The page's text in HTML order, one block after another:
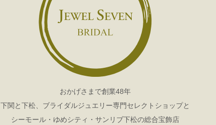
おかげさまで創業48年
下関と下松、ブライダルジュエリー専門セレクトショップと
シーモール・ゆめシティ・サンリブ下松の総合宝飾店